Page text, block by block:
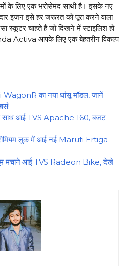
के लिए एक भरोसेमंद साथी है। इसके नए
इंजन इसे हर जरूरत को पूरा करने वाला
स्कूटर चाहते हैं जो दिखने में स्टाइलिश हो
Activa आपके लिए एक बेहतरीन विकल्प
WagonR का नया धांसू मॉडल, जानें
साथ आई TVS Apache 160, बजट
लुक में आई नई Maruti Ertiga
मचाने आई TVS Radeon Bike, देखे